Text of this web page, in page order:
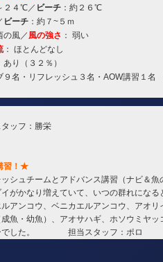
２４℃／ ビーチ ：約２６℃
ビーチ ：約７~５ｍ
の風／ 風の強さ ： 弱い
： ほとんどなし
あり（３２％）
９名・リフレッシュ３名・AOW講習１名
フ：勝栄
習 ！★
シュチームとアドバンス講習（ナビ＆魚
がかなり増えていて、いつの群れにな
アンコウ、ベニカエルアンコウ、アオ
魚・幼魚）、アオサハギ、ホソウミヤッ
ーでした。 担当スタッフ：ポロ